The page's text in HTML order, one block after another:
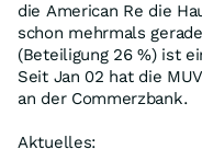
die American Re die
schon mehrmals
(Beteiligung 26 %) ist
Seit Jan 02 hat die
an der Commerzbank.
Aktuelles: